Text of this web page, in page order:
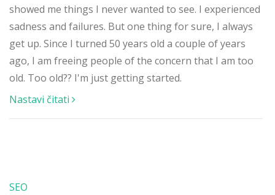
showed me things I never wanted to see. I experienced
sadness and failures. But one thing for sure, I always
get up. Since I turned 50 years old a couple of years
ago, I am freeing people of the concern that I am too
old. Too old?? I'm just getting started.
Nastavi čitati
SEO